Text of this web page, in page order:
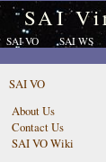
SAI
SAI VO SAI WS
SAI VO
About Us
Contact Us
SAI VO Wiki